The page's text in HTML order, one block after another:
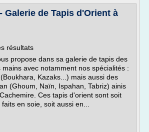
Galerie de Tapis d'Orient à
résultats
propose dans sa galerie de tapis des
avec notamment nos spécialités :
Kazaks...) mais aussi des
(Ghoum, Naïn, Ispahan, Tabriz) ainis
Ces tapis d'orient sont soit
en soie, soit aussi en...